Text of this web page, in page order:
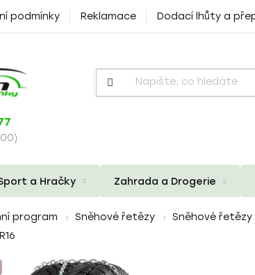
podmínky Reklamace Dodací lhůty a
a Hračky Zahrada a Drogerie
program Sněhové řetězy Sněhové řetězy